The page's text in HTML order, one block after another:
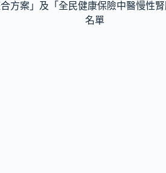
方案」及「全民健康保險中醫慢性
名單